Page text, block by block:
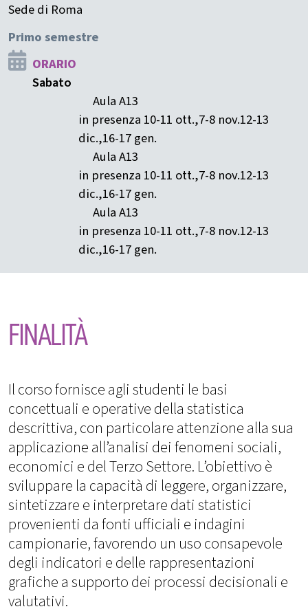
Sede di Roma
Primo semestre
ORARIO
Sabato
Aula A13
in presenza 10-11 ott.,7-8 nov.12-13
dic.,16-17 gen.
Aula A13
in presenza 10-11 ott.,7-8 nov.12-13
dic.,16-17 gen.
Aula A13
in presenza 10-11 ott.,7-8 nov.12-13
dic.,16-17 gen.
FINALITÀ
Il corso fornisce agli studenti le basi
concettuali e operative della statistica
descrittiva, con particolare attenzione alla sua
applicazione all’analisi dei fenomeni sociali,
economici e del Terzo Settore. L’obiettivo è
sviluppare la capacità di leggere, organizzare,
sintetizzare e interpretare dati statistici
provenienti da fonti ufficiali e indagini
campionarie, favorendo un uso consapevole
degli indicatori e delle rappresentazioni
grafiche a supporto dei processi decisionali e
valutativi.